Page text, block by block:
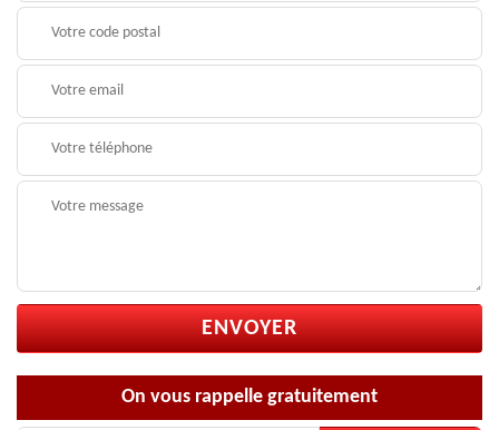
On vous rappelle gratuitement